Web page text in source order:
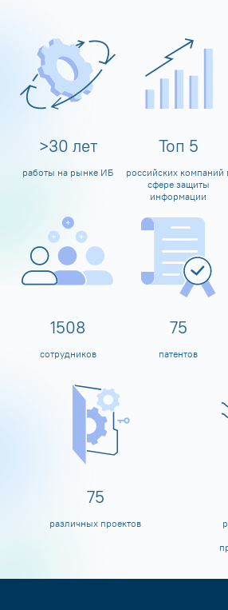
>30 лет
работы на рынке ИБ
Топ 5
российских компаний
сфере защиты
информации
1600
сотрудников
80
патентов
80
различных проектов